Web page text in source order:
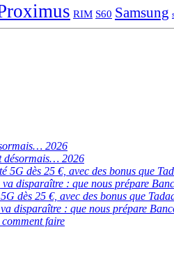
RIM S60 Samsung
2026
désormais… 2026
dès 25 €, avec des bonus que
disparaître : que nous prépare
dès 25 €, avec des bonus que
disparaître : que nous prépare
faire